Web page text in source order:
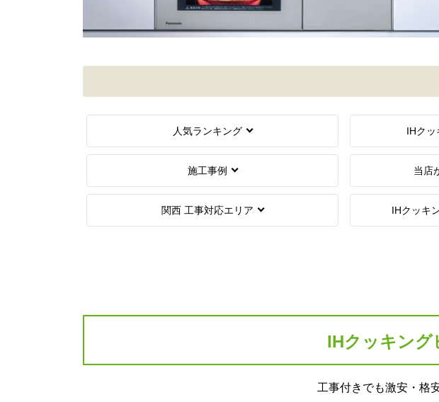
人気ランキング IHクッ
施工事例 当店
関西 工事対応エリア IHクッキ
IHクッキング
工事付きでも激安・格